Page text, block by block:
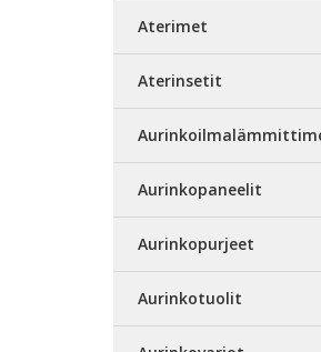
Aterimet
Aterinsetit
Aurinkopaneelit
Aurinkopurjeet
Aurinkotuolit